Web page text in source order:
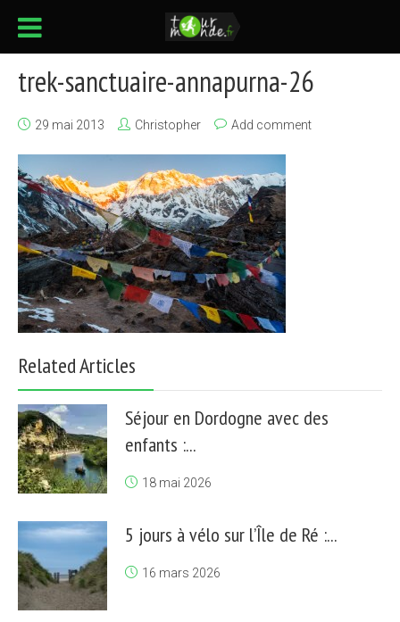
trek-sanctuaire-annapurna-26
29 mai 2013 Christopher Add comment
Related Articles
Séjour en Dordogne avec des
enfants :...
18 mai 2026
5 jours à vélo sur l’Île de Ré :...
16 mars 2026